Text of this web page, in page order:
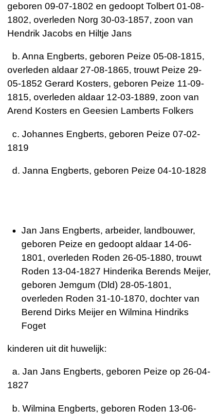
geboren 09-07-1802 en gedoopt Tolbert 01-08-
1802, overleden Norg 30-03-1857, zoon van
Hendrik Jacobs en Hiltje Jans
b. Anna Engberts, geboren Peize 05-08-1815,
overleden aldaar 27-08-1865, trouwt Peize 29-
05-1852 Gerard Kosters, geboren Peize 11-09-
1815, overleden aldaar 12-03-1889, zoon van
Arend Kosters en Geesien Lamberts Folkers
c. Johannes Engberts, geboren Peize 07-02-
1819
d. Janna Engberts, geboren Peize 04-10-1828
Jan Jans Engberts, arbeider, landbouwer,
geboren Peize en gedoopt aldaar 14-06-
1801, overleden Roden 26-05-1880, trouwt
Roden 13-04-1827 Hinderika Berends Meijer,
geboren Jemgum (Dld) 28-05-1801,
overleden Roden 31-10-1870, dochter van
Berend Dirks Meijer en Wilmina Hindriks
Foget
kinderen uit dit huwelijk:
a. Jan Jans Engberts, geboren Peize op 26-04-
1827
b. Wilmina Engberts, geboren Roden 13-06-